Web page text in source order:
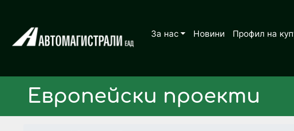
За нас Новини Профил на
Европейски проекти